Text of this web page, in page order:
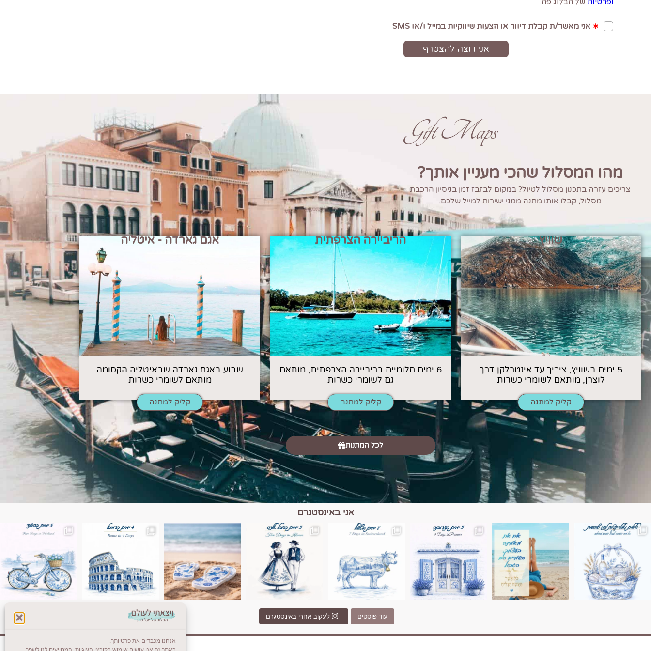
אנחנו מכבדים את פרטיותך.
באתר זה אנו עושים שימוש בקובצי העוגיות, המסייעים לנו לשפר
Gift Maps
מהו המסלול שהכי מעניין אותך?
צריכים עזרה בתכנון מסלול לטיול? במקום לבזבז זמן בניסיון הרכבת
מסלול, קבלו אותו מתנה ממני ישירות למייל שלכם.
שוויץ
5 ימים בשוויץ, ציריך עד אינטרלקן דרך
לוצרן, מותאם לשומרי כשרות
קליק למתנה
הריביירה הצרפתית
6 ימים חלומיים בריביירה הצרפתית, מותאם
גם לשומרי כשרות
קליק למתנה
אגם גארדה - איטליה
שבוע באגם גארדה שבאיטליה הקסומה
מותאם לשומרי כשרות
קליק למתנה
לכל המתנות
אני באינסטגרם
השמים הם הגבול 💙🩵 טיול בין כפרים, יין ונופים בחבל אלזס צרפת
יש רגע כזה בחופשה שבו הכל נהיה פשוט יותר. החול, הי
יש ערים בעולם שמרגישות כמו מסע בזמן. רומא היא אחתInstagram post 18087423191462101
עוד פוסטים לעקוב אחרי באינסטגרם